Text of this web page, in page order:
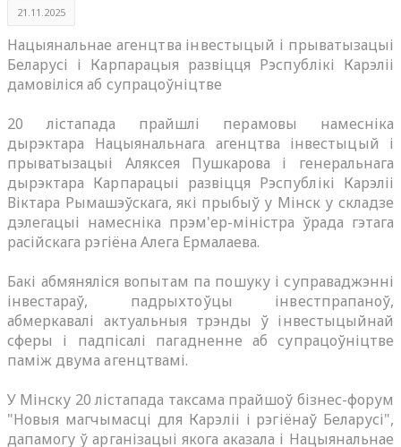
21.11.2025
Нацыянальнае агенцтва інвестыцый і прыватызацыі
Беларусі і Карпарацыя развіцця Рэспублікі Карэліі
дамовіліся аб супрацоўніцтве
20 лістапада прайшлі перамовы намесніка
дырэктара Нацыянальнага агенцтва інвестыцый і
прыватызацыі Аляксея Пушкарова і генеральнага
дырэктара Карпарацыі развіцця Рэспублікі Карэліі
Віктара Рымашэўскага, які прыбыў у Мінск у складзе
дэлегацыі намесніка прэм'ер-міністра ўрада гэтага
расійскага рэгіёна Алега Ермалаева.
Бакі абмяняліся вопытам па пошуку і суправаджэнні
інвестараў, падрыхтоўцы інвестпрапаноў,
абмеркавалі актуальныя трэнды ў інвестыцыйнай
сферы і падпісалі пагадненне аб супрацоўніцтве
паміж двума агенцтвамі.
У Мінску 20 лістапада таксама прайшоў бізнес-форум
"Новыя магчымасці для Карэліі і рэгіёнаў Беларусі",
дапамогу ў арганізацыі якога аказала і Нацыянальнае